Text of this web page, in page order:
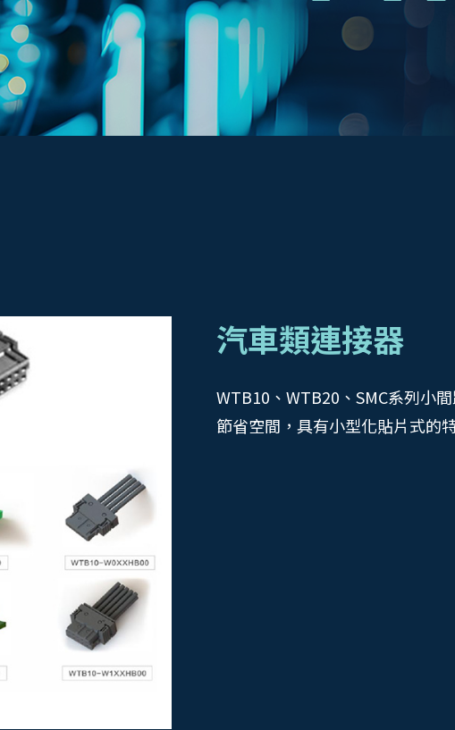
汽車類連接器
WTB10、WTB20、SMC系列小
節省空間，具有小型化貼片式的